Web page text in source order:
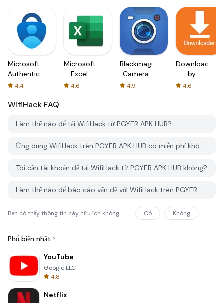
Microsoft
Authenticator
4.4
Microsoft
Excel:
Spreadsheets
4.6
Blackmagic
Camera
4.9
Downloader
by
AFTVnews
4.6
WifiHack FAQ
Làm thế nào để tải WifiHack từ PGYER APK HUB?
Ứng dụng WifiHack trên PGYER APK HUB có miễn phí không?
Tôi cần tài khoản để tải WifiHack từ PGYER APK HUB không?
Làm thế nào để báo cáo vấn đề với WifiHack trên PGYER APK HUB?
Bạn có thấy thông tin này hữu ích không Có Không
Phổ biến nhất
YouTube
Google LLC
4.8
Netflix